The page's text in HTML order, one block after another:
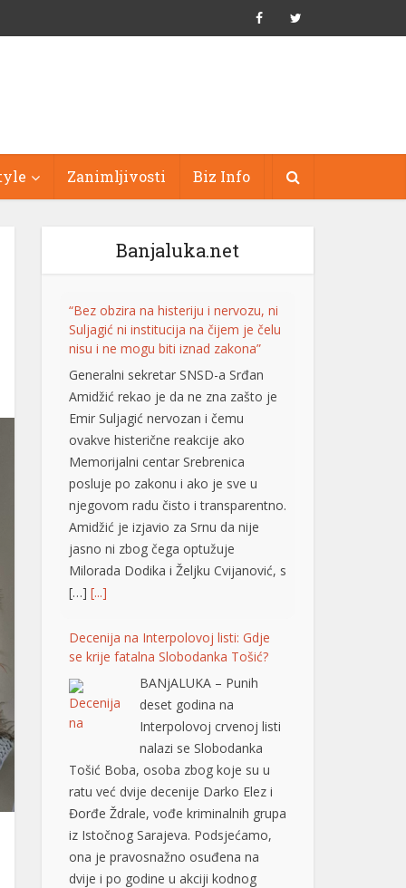
Zanimljivosti Biz Info
Banjaluka.net
“Bez obzira na histeriju i nervozu, ni
Suljagić ni institucija na čijem je čelu
nisu i ne mogu biti iznad zakona”
Generalni sekretar SNSD-a Srđan
Amidžić rekao je da ne zna zašto je
Emir Suljagić nervozan i čemu
ovakve histerične reakcije ako
Memorijalni centar Srebrenica
posluje po zakonu i ako je sve u
njegovom radu čisto i transparentno.
Amidžić je izjavio za Srnu da nije
jasno ni zbog čega optužuje
Milorada Dodika i Željku Cvijanović, s
[…] [...]
Decenija na Interpolovoj listi: Gdje
se krije fatalna Slobodanka Tošić?
BANjALUKA – Punih
deset godina na
Interpolovoj crvenoj listi
nalazi se Slobodanka
Tošić Boba, osoba zbog koje su u
ratu već dvije decenije Darko Elez i
Đorđe Ždrale, vođe kriminalnih grupa
iz Istočnog Sarajeva. Podsjećamo,
ona je pravosnažno osuđena na
dvije i po godine u akciji kodnog